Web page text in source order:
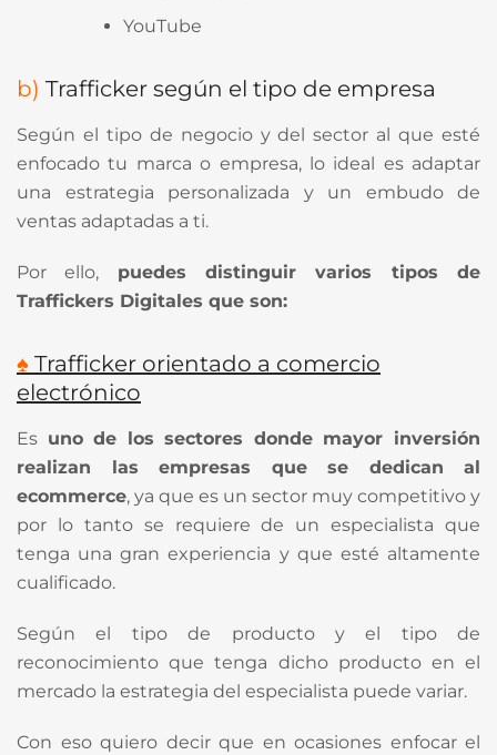
YouTube
b) Trafficker según el tipo de empresa
Según el tipo de negocio y del sector al que esté
enfocado tu marca o empresa, lo ideal es adaptar
una estrategia personalizada y un embudo de
ventas adaptadas a ti.
Por ello, puedes distinguir varios tipos de
Traffickers Digitales que son:
♠ Trafficker orientado a comercio
electrónico
Es uno de los sectores donde mayor inversión
realizan las empresas que se dedican al
ecommerce, ya que es un sector muy competitivo y
por lo tanto se requiere de un especialista que
tenga una gran experiencia y que esté altamente
cualificado.
Según el tipo de producto y el tipo de
reconocimiento que tenga dicho producto en el
mercado la estrategia del especialista puede variar.
Con eso quiero decir que en ocasiones enfocar el